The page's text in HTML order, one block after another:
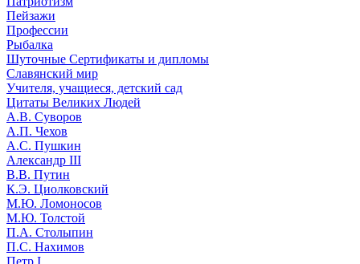
Пейзажи
Профессии
Рыбалка
Шуточные Сертификаты и дипломы
Славянский мир
Учителя, учащиеся, детский сад
Цитаты Великих Людей
А.В. Суворов
А.П. Чехов
А.С. Пушкин
Александр III
В.В. Путин
К.Э. Циолковский
М.Ю. Ломоносов
М.Ю. Толстой
П.А. Столыпин
П.С. Нахимов
Петр I